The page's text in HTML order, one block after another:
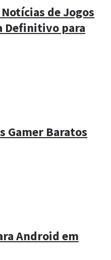
de Jogos
Definitivo para
Gamer Baratos
Android em